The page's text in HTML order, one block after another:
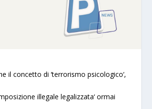
il concetto di ‘terrorismo psicologico‘,
illegale legalizzata‘ ormai